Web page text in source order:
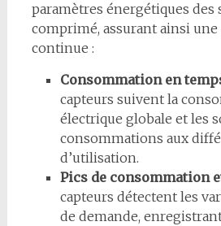
paramètres énergétiques des
comprimé, assurant ainsi
continue :
Consommation en
capteurs suivent la
électrique globale et les
consommations aux
d’utilisation.
Pics de consommation
capteurs détectent les
de demande,